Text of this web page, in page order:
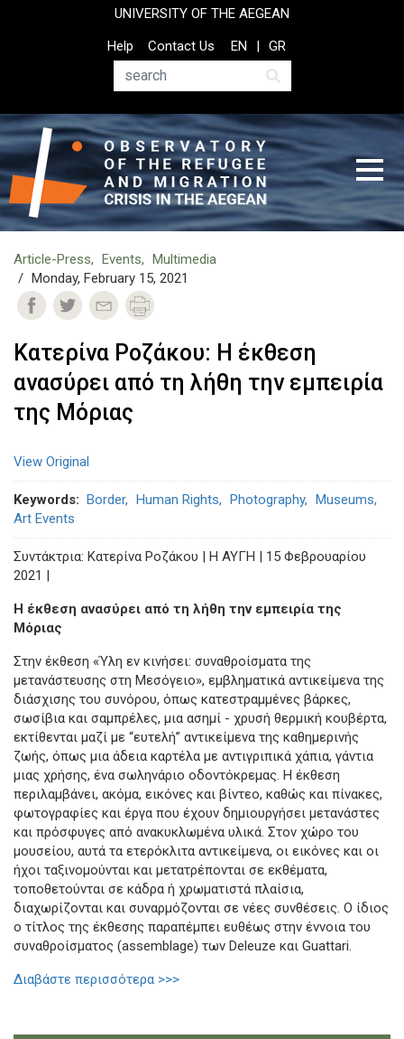
UNIVERSITY OF THE AEGEAN
Top
Header
Help
Contact Us
Search
EN GR
Article-Press Events
Multimedia
Monday, February 15, 2021
Κατερίνα Ροζάκου: Η έκθεση
ανασύρει από τη λήθη την εμπειρία
της Μόριας
View Original
Keywords Border Human Rights Photography
Museums
Art Events
Συντάκτρια: Κατερίνα Ροζάκου | Η ΑΥΓΗ | 15 Φεβρουαρίου
2021 |
Η έκθεση ανασύρει από τη λήθη την εμπειρία της
Μόριας
Στην έκθεση «Ύλη εν κινήσει: συναθροίσματα της
μετανάστευσης στη Μεσόγειο», εμβληματικά αντικείμενα της
διάσχισης του συνόρου, όπως κατεστραμμένες βάρκες,
σωσίβια και σαμπρέλες, μια ασημί - χρυσή θερμική κουβέρτα,
εκτίθενται μαζί με “ευτελή” αντικείμενα της καθημερινής
ζωής, όπως μια άδεια καρτέλα με αντιγριπικά χάπια, γάντια
μιας χρήσης, ένα σωληνάριο οδοντόκρεμας. Η έκθεση
περιλαμβάνει, ακόμα, εικόνες και βίντεο, καθώς και πίνακες,
φωτογραφίες και έργα που έχουν δημιουργήσει μετανάστες
και πρόσφυγες από ανακυκλωμένα υλικά. Στον χώρο του
μουσείου, αυτά τα ετερόκλιτα αντικείμενα, οι εικόνες και οι
ήχοι ταξινομούνται και μετατρέπονται σε εκθέματα,
τοποθετούνται σε κάδρα ή χρωματιστά πλαίσια,
διαχωρίζονται και συναρμόζονται σε νέες συνθέσεις. Ο ίδιος
ο τίτλος της έκθεσης παραπέμπει ευθέως στην έννοια του
συναθροίσματος (assemblage) των Deleuze και Guattari.
Διαβάστε περισσότερα >>>